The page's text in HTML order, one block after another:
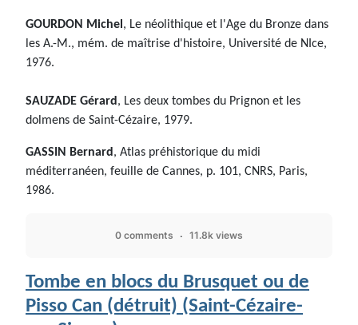
GOURDON Michel , Le néolithique et l'Age du Bronze dans
les A.-M., mém. de maîtrise d'histoire, Université de NIce,
1976.
SAUZADE Gérard , Les deux tombes du Prignon et les
dolmens de Saint-Cézaire, 1979.
GASSIN Bernard , Atlas préhistorique du midi
méditerranéen, feuille de Cannes, p. 101, CNRS, Paris,
1986.
0 comments 11.8k views
Tombe en blocs du Brusquet ou de
Pisso Can (détruit) (Saint-Cézaire-